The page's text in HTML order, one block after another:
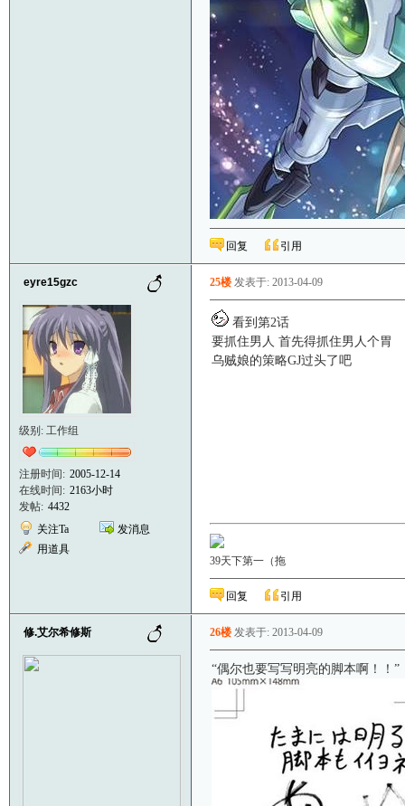
回复 引用
eyre15gzc
级别: 工作组
注册时间: 2005-12-14
在线时间: 2163小时
发帖: 4432
关注Ta
发消息
用道具
25楼 发表于: 2013-04-09
看到第2话
要抓住男人 首先得抓住男人个胃
乌贼娘的策略GJ过头了吧
39天下第一（拖
回复 引用
修.艾尔希修斯 26楼 发表于: 2013-04-09
“偶尔也要写写明亮的脚本啊！！”